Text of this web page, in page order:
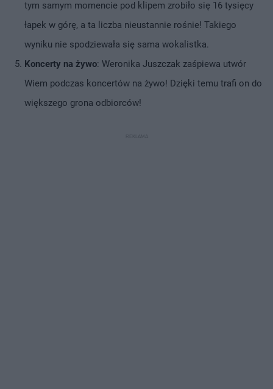
tym samym momencie pod klipem zrobiło się 16 tysięcy
łapek w górę, a ta liczba nieustannie rośnie! Takiego
wyniku nie spodziewała się sama wokalistka.
Koncerty na żywo: Weronika Juszczak zaśpiewa utwór
Wiem podczas koncertów na żywo! Dzięki temu trafi on do
większego grona odbiorców!